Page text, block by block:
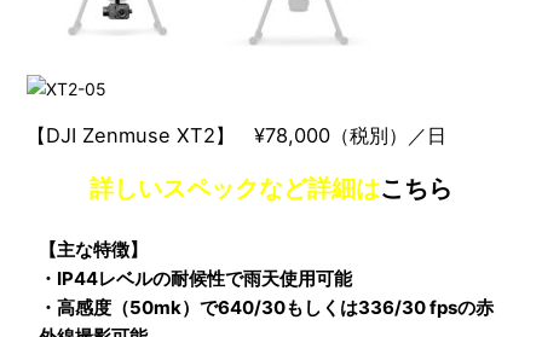
【DJI Zenmuse XT2】 ¥78,000（税別）／日
詳しいスペックなど詳細はこちら
【主な特徴】
・IP44レベルの耐候性で雨天使用可能
・高感度（50mk）で640/30もしくは336/30 fpsの赤